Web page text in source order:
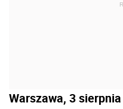
Warszawa, 3